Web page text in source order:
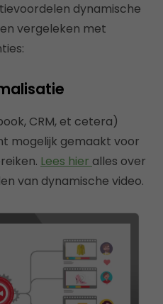
dynamische
vergeleken met
CRM, et cetera)
mogelijk gemaakt voor
Lees hier alles over
van dynamische video.